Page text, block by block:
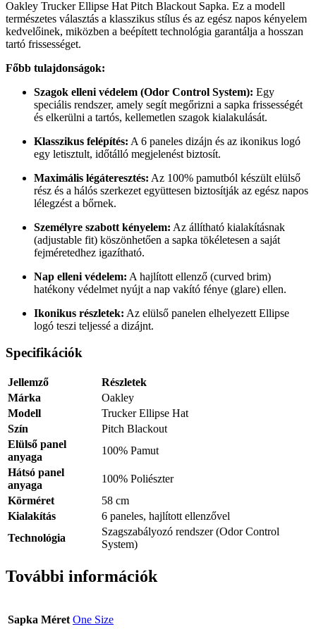
Oakley Trucker Ellipse Hat Pitch Blackout Sapka. Ez a modell
természetes választás a klasszikus stílus és az egész napos kényelem
kedvelőinek, miközben a beépített technológia garantálja a hosszan
tartó frissességet.
Főbb tulajdonságok:
Szagok elleni védelem (Odor Control System): Egy
speciális rendszer, amely segít megőrizni a sapka frissességét
és elkerülni a tartós, kellemetlen szagok kialakulását.
Klasszikus felépítés: A 6 paneles dizájn és az ikonikus logó
egy letisztult, időtálló megjelenést biztosít.
Maximális légáteresztés: Az 100% pamutból készült elülső
rész és a hálós szerkezet együttesen biztosítják az egész napos
lélegzést a bőrnek.
Személyre szabott kényelem: Az állítható kialakításnak
(adjustable fit) köszönhetően a sapka tökéletesen a saját
fejméretedhez igazítható.
Nap elleni védelem: A hajlított ellenző (curved brim)
hatékony védelmet nyújt a nap vakító fénye (glare) ellen.
Ikonikus részletek: Az elülső panelen elhelyezett Ellipse
logó teszi teljessé a dizájnt.
Specifikációk
Jellemző
Részletek
Márka
Oakley
Modell
Trucker Ellipse Hat
Szín
Pitch Blackout
Elülső panel
anyaga
100% Pamut
Hátsó panel
anyaga
100% Poliészter
Körméret
58 cm
Kialakítás
6 paneles, hajlított ellenzővel
Technológia
Szagszabályozó rendszer (Odor Control
System)
További információk
Sapka Méret One Size